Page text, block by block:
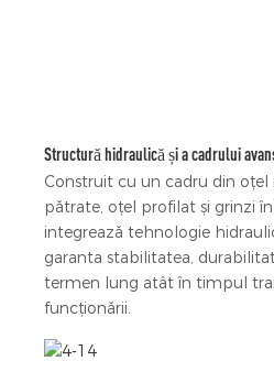
Structură hidraulică și a cadrului
Construit cu un cadru din
pătrate, oțel profilat și grinzi
integrează tehnologie
garanta stabilitatea,
termen lung atât în ​​timpul
funcționării.